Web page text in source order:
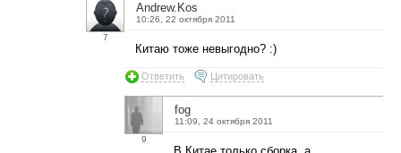
7
Andrew.Kos
10:26, 22 октября 2011
Китаю тоже невыгодно? :)
Ответить Цитировать
9
fog
11:09, 24 октября 2011